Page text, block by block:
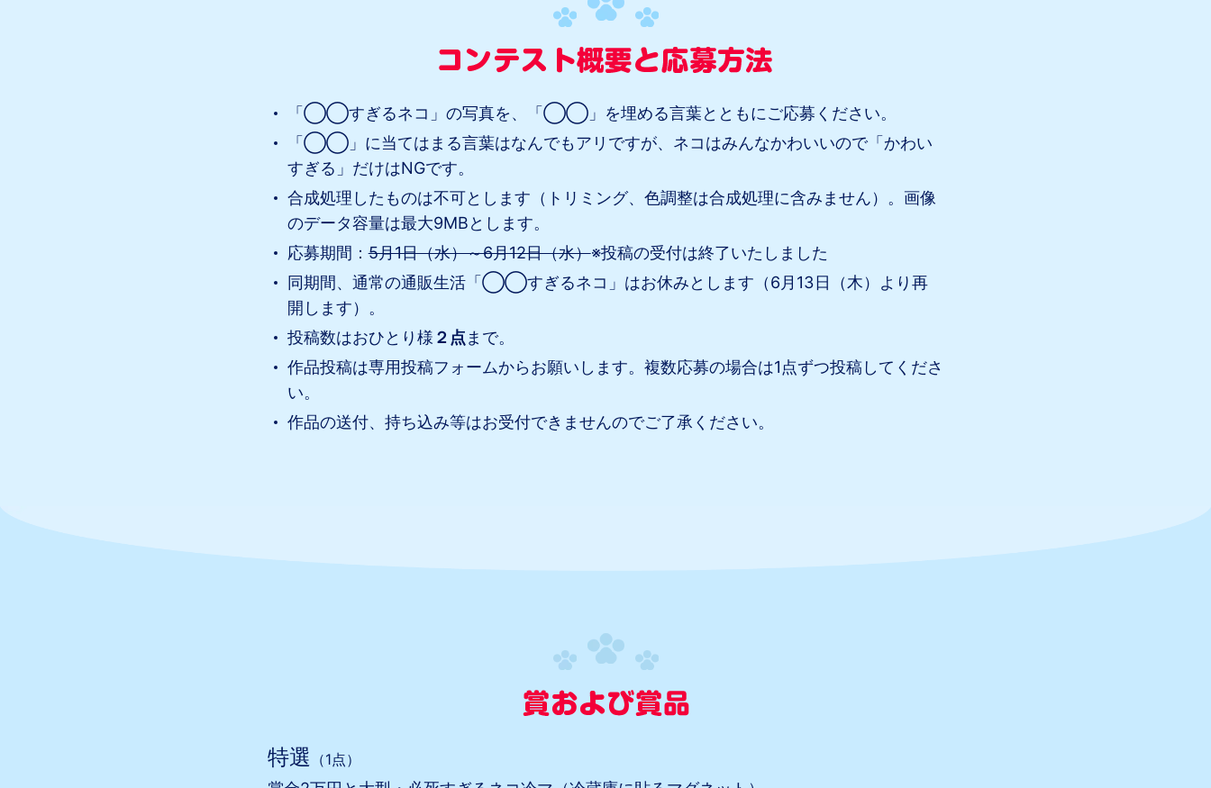
「◯◯すぎるネコ」の写真を、「◯◯」を埋める言葉とともにご応募ください。
「◯◯」に当てはまる言葉はなんでもアリですが、ネコはみんなかわいいので「かわい
すぎる」だけはNGです。
合成処理したものは不可とします（トリミング、色調整は合成処理に含みません）。画像
のデータ容量は最大9MBとします。
応募期間：5月1日（水）～6月12日（水）※投稿の受付は終了いたしました
同期間、通常の通販生活「◯◯すぎるネコ」はお休みとします（6月13日（木）より再
開します）。
投稿数はおひとり様 ２点 まで。
作品投稿は専用投稿フォームからお願いします。複数応募の場合は1点ずつ投稿してくださ
い。
作品の送付、持ち込み等はお受付できませんのでご了承ください。
特選 （1点）